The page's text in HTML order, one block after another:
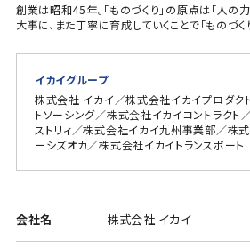
創業は昭和45年。「ものづくり」の原点は「人の
大事に、また丁寧に育成していくことで「ものづく
イカイグループ
株式会社 イカイ／株式会社イカイプロダク
トソーシング／株式会社イカイコントラクト
ストリィ／株式会社イカイ九州事業部／株
ーシズオカ／株式会社イカイトランスポート
会社名 株式会社 イカイ